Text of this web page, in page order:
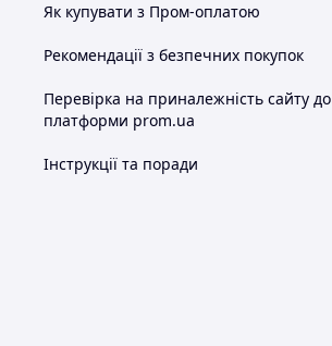
Як купувати з Пром-оплатою
Рекомендації з безпечних покупок
Перевірка на приналежність сайту до
платформи prom.ua
Інструкції та поради